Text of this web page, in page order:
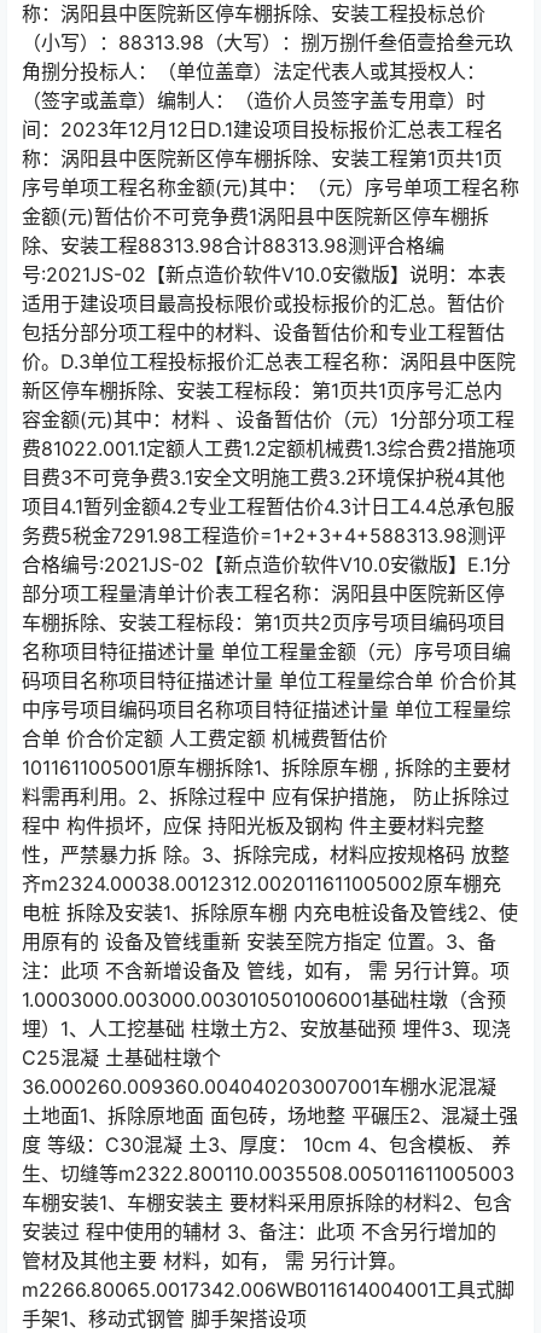
称：涡阳县中医院新区停车棚拆除、安装工程投标总价
（小写）：88313.98（大写）：捌万捌仟叁佰壹拾叁元玖
角捌分投标人：（单位盖章）法定代表人或其授权人：
（签字或盖章）编制人：（造价人员签字盖专用章）时
间：2023年12月12日D.1建设项目投标报价汇总表工程名
称：涡阳县中医院新区停车棚拆除、安装工程第1页共1页
序号单项工程名称金额(元)其中：（元）序号单项工程名称
金额(元)暂估价不可竞争费1涡阳县中医院新区停车棚拆
除、安装工程88313.98合计88313.98测评合格编
号:2021JS-02【新点造价软件V10.0安徽版】说明：本表
适用于建设项目最高投标限价或投标报价的汇总。暂估价
包括分部分项工程中的材料、设备暂估价和专业工程暂估
价。D.3单位工程投标报价汇总表工程名称：涡阳县中医院
新区停车棚拆除、安装工程标段：第1页共1页序号汇总内
容金额(元)其中：材料 、设备暂估价（元）1分部分项工程
费81022.001.1定额人工费1.2定额机械费1.3综合费2措施项
目费3不可竞争费3.1安全文明施工费3.2环境保护税4其他
项目4.1暂列金额4.2专业工程暂估价4.3计日工4.4总承包服
务费5税金7291.98工程造价=1+2+3+4+588313.98测评
合格编号:2021JS-02【新点造价软件V10.0安徽版】E.1分
部分项工程量清单计价表工程名称：涡阳县中医院新区停
车棚拆除、安装工程标段：第1页共2页序号项目编码项目
名称项目特征描述计量 单位工程量金额（元）序号项目编
码项目名称项目特征描述计量 单位工程量综合单 价合价其
中序号项目编码项目名称项目特征描述计量 单位工程量综
合单 价合价定额 人工费定额 机械费暂估价
1011611005001原车棚拆除1、拆除原车棚 , 拆除的主要材
料需再利用。2、拆除过程中 应有保护措施， 防止拆除过
程中 构件损坏，应保 持阳光板及钢构 件主要材料完整
性，严禁暴力拆 除。3、拆除完成，材料应按规格码 放整
齐m2324.00038.0012312.002011611005002原车棚充
电桩 拆除及安装1、拆除原车棚 内充电桩设备及管线2、使
用原有的 设备及管线重新 安装至院方指定 位置。3、备
注：此项 不含新增设备及 管线，如有， 需 另行计算。项
1.0003000.003000.003010501006001基础柱墩（含预
埋）1、人工挖基础 柱墩土方2、安放基础预 埋件3、现浇
C25混凝 土基础柱墩个
36.000260.009360.004040203007001车棚水泥混凝
土地面1、拆除原地面 面包砖，场地整 平碾压2、混凝土强
度 等级：C30混凝 土3、厚度： 10cm 4、包含模板、 养
生、切缝等m2322.800110.0035508.005011611005003
车棚安装1、车棚安装主 要材料采用原拆除的材料2、包含
安装过 程中使用的辅材 3、备注：此项 不含另行增加的
管材及其他主要 材料，如有， 需 另行计算。
m2266.80065.0017342.006WB011614004001工具式脚
手架1、移动式钢管 脚手架搭设项